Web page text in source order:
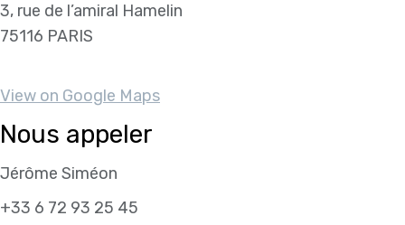
3, rue de l’amiral Hamelin
75116 PARIS
View on Google Maps
Nous appeler
Jérôme Siméon
+33 6 72 93 25 45